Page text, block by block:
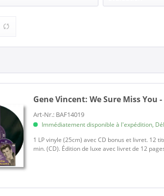
Gene Vincent:We Sure Miss You
Art-Nr.: BAF14019
Immédiatement disponible à l'expédition,
1 LP vinyle (25cm) avec CD bonus et livret. 12
min. (CD). Édition de luxe avec livret de 12